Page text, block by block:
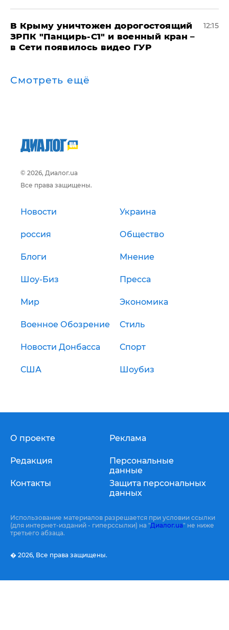
В Крыму уничтожен дорогостоящий
ЗРПК "Панцирь-С1" и военный кран –
в Сети появилось видео ГУР
12:15
Смотреть ещё
© 2026, Диалог.ua
Все права защищены.
Новости Украина
россия Общество
Блоги Мнение
Шоу-Биз Пресса
Мир Экономика
Военное Обозрение Стиль
Новости Донбасса Спорт
США Шоубиз
О проекте
Редакция
Контакты
Реклама
Персональные
данные
Защита персональных
данных
Использование материалов разрешается при условии ссылки
(для интернет-изданий - гиперссылки) на "Диалог.ua" не ниже
третьего абзаца.
� 2026, Все права защищены.